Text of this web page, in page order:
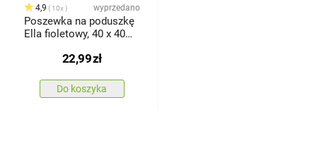
4,9 10x wyprzedano
Poszewka na poduszkę
Ella fioletowy, 40 x 40
22,99zł
Do koszyka